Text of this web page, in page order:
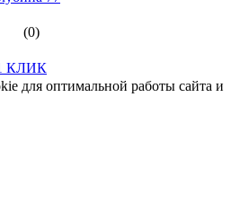
(0)
КЛИК
для оптимальной работы сайта и